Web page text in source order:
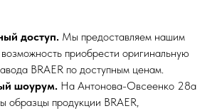
доступ. Мы предоставляем нашим
приобрести оригинальную
BRAER по доступным ценам.
шоурум. На Антонова-Овсеенко 28а
образцы продукции BRAER,